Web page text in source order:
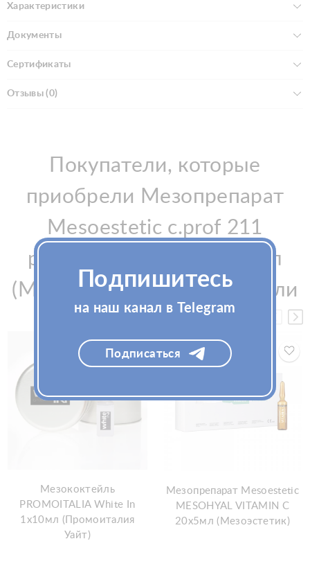
Характеристики
Документы
Сертификаты
Отзывы (0)
Покупатели, которые
приобрели Мезопрепарат
Mesoestetic c.prof 211
photoaging solution 5x5мл
(Мезоэстетик), также купили
Мезококтейль
PROMOITALIA White In
1х10мл (Промоиталия
Уайт)
Мезопрепарат Mesoestetic
MESOHYAL VITAMIN C
20х5мл (Мезоэстетик)
Подпишитесь
на наш канал в Telegram
Подписаться